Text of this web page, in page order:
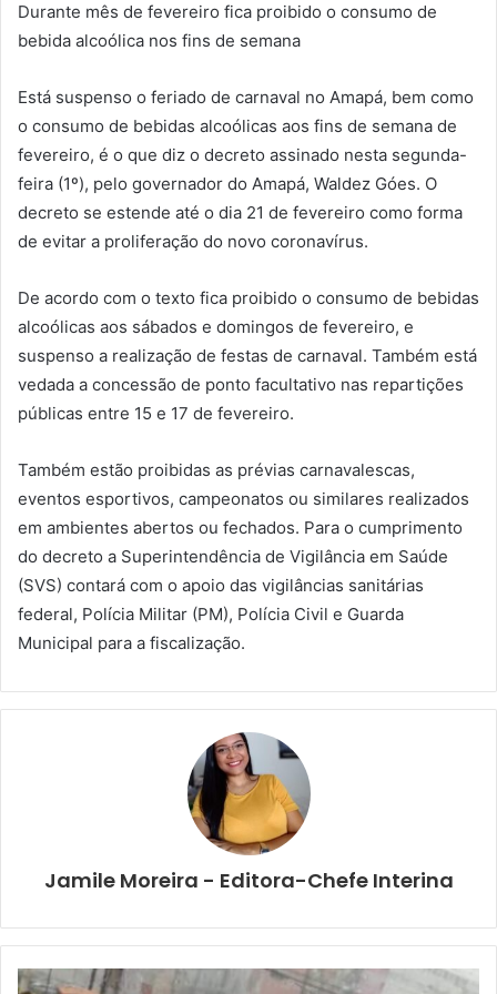
Durante mês de fevereiro fica proibido o consumo de
bebida alcoólica nos fins de semana
Está suspenso o feriado de carnaval no Amapá, bem como
o consumo de bebidas alcoólicas aos fins de semana de
fevereiro, é o que diz o decreto assinado nesta segunda-
feira (1º), pelo governador do Amapá, Waldez Góes. O
decreto se estende até o dia 21 de fevereiro como forma
de evitar a proliferação do novo coronavírus.
De acordo com o texto fica proibido o consumo de bebidas
alcoólicas aos sábados e domingos de fevereiro, e
suspenso a realização de festas de carnaval. Também está
vedada a concessão de ponto facultativo nas repartições
públicas entre 15 e 17 de fevereiro.
Também estão proibidas as prévias carnavalescas,
eventos esportivos, campeonatos ou similares realizados
em ambientes abertos ou fechados. Para o cumprimento
do decreto a Superintendência de Vigilância em Saúde
(SVS) contará com o apoio das vigilâncias sanitárias
federal, Polícia Militar (PM), Polícia Civil e Guarda
Municipal para a fiscalização.
Jamile Moreira - Editora-Chefe Interina